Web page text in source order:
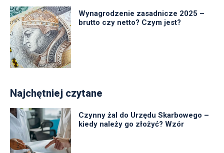
Wynagrodzenie zasadnicze 2025 –
brutto czy netto? Czym jest?
Najchętniej czytane
Czynny żal do Urzędu Skarbowego –
kiedy należy go złożyć? Wzór